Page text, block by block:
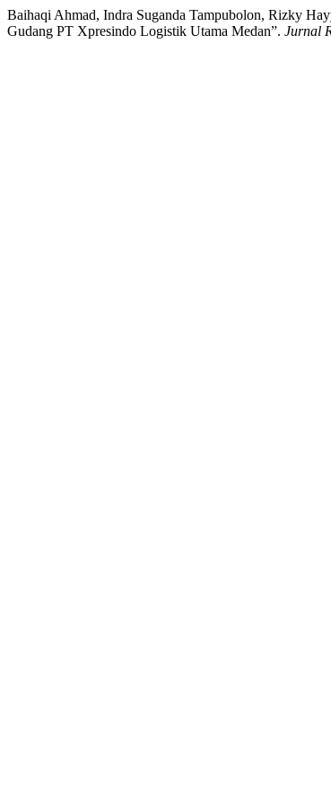
Baihaqi Ahmad, Indra Suganda Tampubolon, Rizky
Gudang PT Xpresindo Logistik Utama Medan”. Jurnal